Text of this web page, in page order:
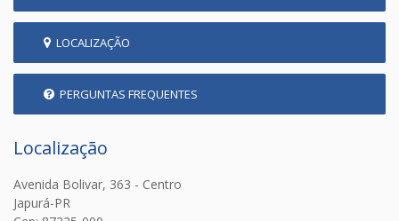
LOCALIZAÇÃO
PERGUNTAS FREQUENTES
Localização
Avenida Bolivar, 363 - Centro
Japurá-PR